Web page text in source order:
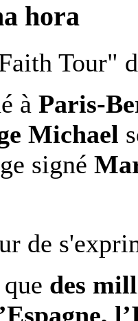
hora
Tour"
à Paris-
Michael
signé
de
des